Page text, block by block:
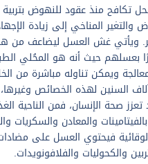
تكافح منذ عقود للنهوض
والتغير المناخي إلى زيادة
ويأتي غش العسل ليضاعف من
بعسلهم حيث أنه هو المحُلي
ويمكن تناوله مباشرة من
السنين لهذه الخصائص
صحة الإنسان، فمن الناحية
والمعادن والسكريات
فيحتوي العسل على
والكحوليات والفلافونويدات.